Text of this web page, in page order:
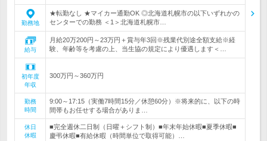
勤務地
★転勤なし ★マイカー通勤OK ◎北海道札幌市の以下いずれかの
センターでの勤務 ＜1＞北海道札幌市…
給与
月給20万200円～23万円＋賞与年3回※残業代別途全額支給※経
験、年齢等を考慮の上、当生協の規定により優遇します＜…
初年度
年収
300万円～360万円
勤務
時間
9:00～17:15（実働7時間15分／休憩60分）※将来的に、以下の時
間帯もお任せする場合がありま…
休日
休暇
■完全週休二日制（日曜＋シフト制）■年末年始休暇■夏季休暇■
慶弔休暇■有給休暇（時間単位で取得可能）…